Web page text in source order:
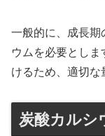
一般的に、成長期
ウムを必要とし
けるため、適切な
炭酸カルシ